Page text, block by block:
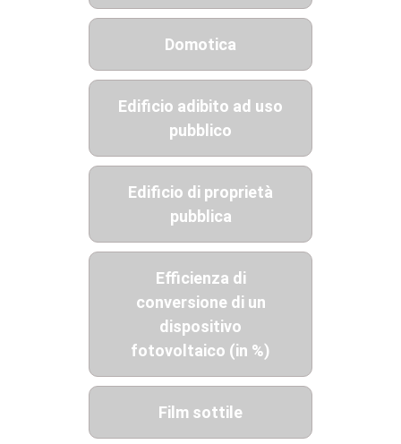
Domotica
Edificio adibito ad uso
pubblico
Edificio di proprietà
pubblica
Efficienza di
conversione di un
dispositivo
fotovoltaico (in %)
Film sottile